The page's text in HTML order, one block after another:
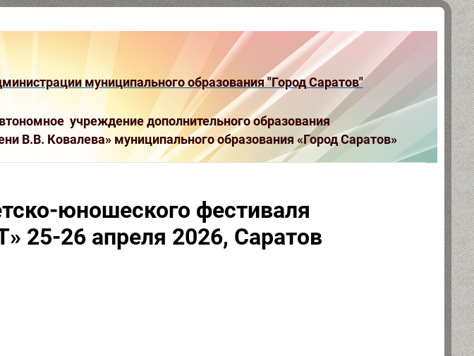
муниципального образования "Город Саратов"
учреждение дополнительного образования
В.В. Ковалева» муниципального образования «Город Саратов»
юношеского фестиваля
25-26 апреля 2026, Саратов